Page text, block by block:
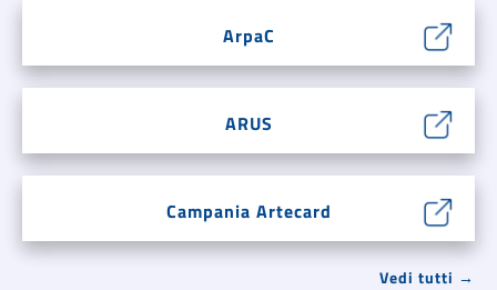
ArpaC
ARUS
Campania Artecard
Vedi tutti →